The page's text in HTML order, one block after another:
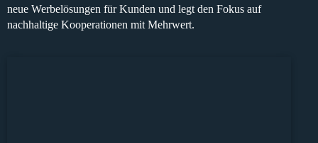
neue Werbelösungen für Kunden und legt den Fokus auf
nachhaltige Kooperationen mit Mehrwert.